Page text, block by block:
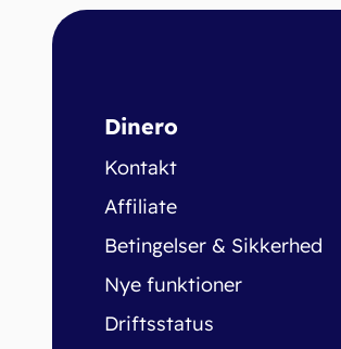
Dinero
Kontakt
Affiliate
Betingelser & Sikkerhed
Nye funktioner
Driftsstatus